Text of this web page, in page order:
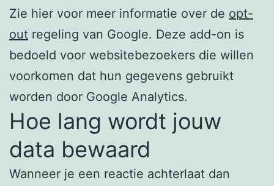
Zie hier voor meer informatie over de opt-
out regeling van Google. Deze add-on is
bedoeld voor websitebezoekers die willen
voorkomen dat hun gegevens gebruikt
worden door Google Analytics.
Hoe lang wordt jouw
data bewaard
Wanneer je een reactie achterlaat dan